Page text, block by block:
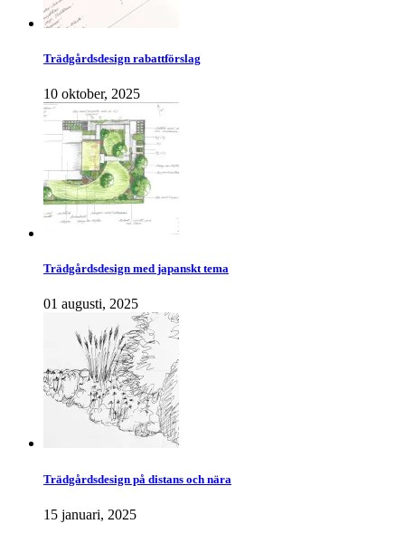
Trädgårdsdesign rabattförslag
10 oktober, 2025
Trädgårdsdesign med japanskt tema
01 augusti, 2025
Trädgårdsdesign på distans och nära
15 januari, 2025